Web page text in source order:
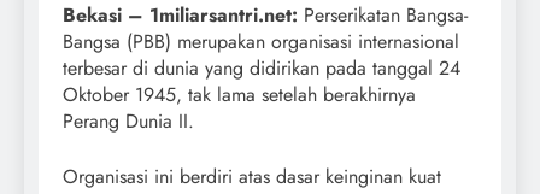
Bekasi – 1miliarsantri.net: Perserikatan Bangsa-
Bangsa (PBB) merupakan organisasi internasional
terbesar di dunia yang didirikan pada tanggal 24
Oktober 1945, tak lama setelah berakhirnya
Perang Dunia II.
Organisasi ini berdiri atas dasar keinginan kuat